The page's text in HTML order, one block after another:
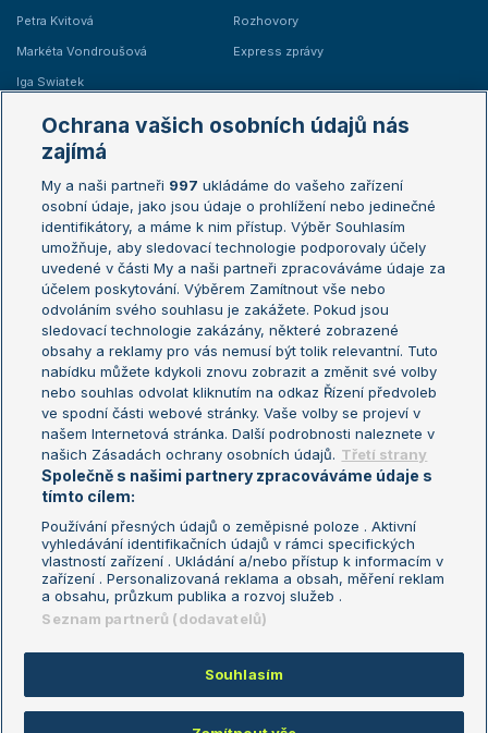
Petra Kvitová
Markéta Vondroušová
Iga Swiatek
Rozhovory
Express zprávy
Žebříčky
Žebříček ATP (muži)
Žebříček WTA (ženy)
Sázkařský žebříček
Australian Open
French Open
Wimbledon
US Open
Turnaj mistrů
Turnaj mistryň
Aktualní trendy
Fotbalové přestupy
Livesport Daily
LS Prague Open
Podmínky užití
Nastavení soukromí
GDPR a žurnalistika
Reklama
Kontakt
Informace o zpracování osobních
údajů
Copyright © 2008-2026 TenisPortal.cz. Využíváme zpravodajství ČTK.
Ochrana vašich osobních údajů nás
zajímá
My a naši partneři 997 ukládáme do vašeho zařízení
osobní údaje, jako jsou údaje o prohlížení nebo jedinečné
identifikátory, a máme k nim přístup. Výběr Souhlasím
umožňuje, aby sledovací technologie podporovaly účely
uvedené v části My a naši partneři zpracováváme údaje za
účelem poskytování. Výběrem Zamítnout vše nebo
odvoláním svého souhlasu je zakážete. Pokud jsou
sledovací technologie zakázány, některé zobrazené
obsahy a reklamy pro vás nemusí být tolik relevantní. Tuto
nabídku můžete kdykoli znovu zobrazit a změnit své volby
nebo souhlas odvolat kliknutím na odkaz Řízení předvoleb
ve spodní části webové stránky. Vaše volby se projeví v
našem Internetová stránka. Další podrobnosti naleznete v
našich Zásadách ochrany osobních údajů. Třetí strany
Společně s našimi partnery zpracováváme údaje s
tímto cílem:
Používání přesných údajů o zeměpisné poloze . Aktivní
vyhledávání identifikačních údajů v rámci specifických
vlastností zařízení . Ukládání a/nebo přístup k informacím v
zařízení . Personalizovaná reklama a obsah, měření reklam
a obsahu, průzkum publika a rozvoj služeb .
Seznam partnerů (dodavatelů)
Souhlasím